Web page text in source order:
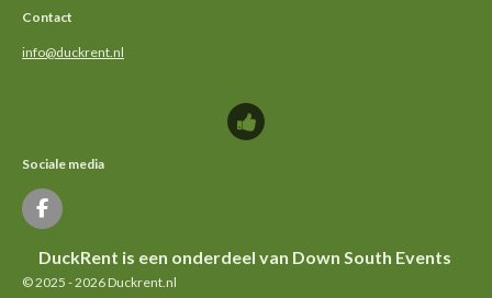
Contact
info@duckrent.nl
Sociale media
F
a
c
e
b
DuckRent is een onderdeel van Down South Events
© 2025 - 2026 Duckrent.nl